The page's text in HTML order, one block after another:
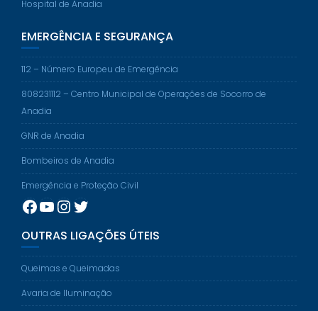
Hospital de Anadia
EMERGÊNCIA E SEGURANÇA
112 – Número Europeu de Emergência
808231112 – Centro Municipal de Operações de Socorro de
Anadia
GNR de Anadia
Bombeiros de Anadia
Emergência e Proteção Civil
Facebook
YouTube
Instagram
Twitter
OUTRAS LIGAÇÕES ÚTEIS
Queimas e Queimadas
Avaria de Iluminação